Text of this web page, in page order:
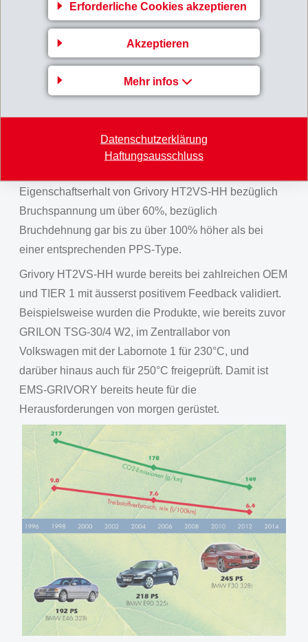
Erforderliche Cookies akzeptieren
Akzeptieren
Mehr infos
Datenschutzerklärung
Haftungsausschluss
Hochleistungskunststoffen: Das Spannungs-
Dehnungs-Verhalten ist mit einem gleichartig
verstärkten PPS auf Augenhöhe, wobei Grivory
HT2VS-HH eine höhere Bruchdehnung aufweist.
Vergleicht man die Hitzealterungsbeständigkeit beider
Materialien nach 1000 Stunden bei 250°C, zeigt
Grivory HT2VS-HH eine deutlich höhere Beständigkeit.
Ausgehend von bereits höher liegenden mechanischen
Eigenschaftserhalt von Grivory HT2VS-HH bezüglich
Bruchspannung um über 60%, bezüglich
Bruchdehnung gar bis zu über 100% höher als bei
einer entsprechenden PPS-Type.
Grivory HT2VS-HH wurde bereits bei zahlreichen OEM
und TIER 1 mit äusserst positivem Feedback validiert.
Beispielsweise wurden die Produkte, wie bereits zuvor
GRILON TSG-30/4 W2, im Zentrallabor von
Volkswagen mit der Labornote 1 für 230°C, und
darüber hinaus auch für 250°C freigeprüft. Damit ist
EMS-GRIVORY bereits heute für die
Herausforderungen von morgen gerüstet.